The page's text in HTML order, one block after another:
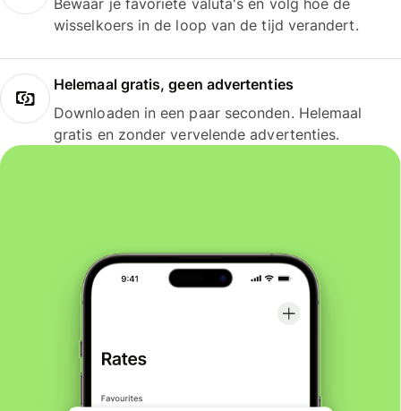
Bewaar je favoriete valuta's en volg hoe de
wisselkoers in de loop van de tijd verandert.
Helemaal gratis, geen advertenties
Downloaden in een paar seconden. Helemaal
gratis en zonder vervelende advertenties.